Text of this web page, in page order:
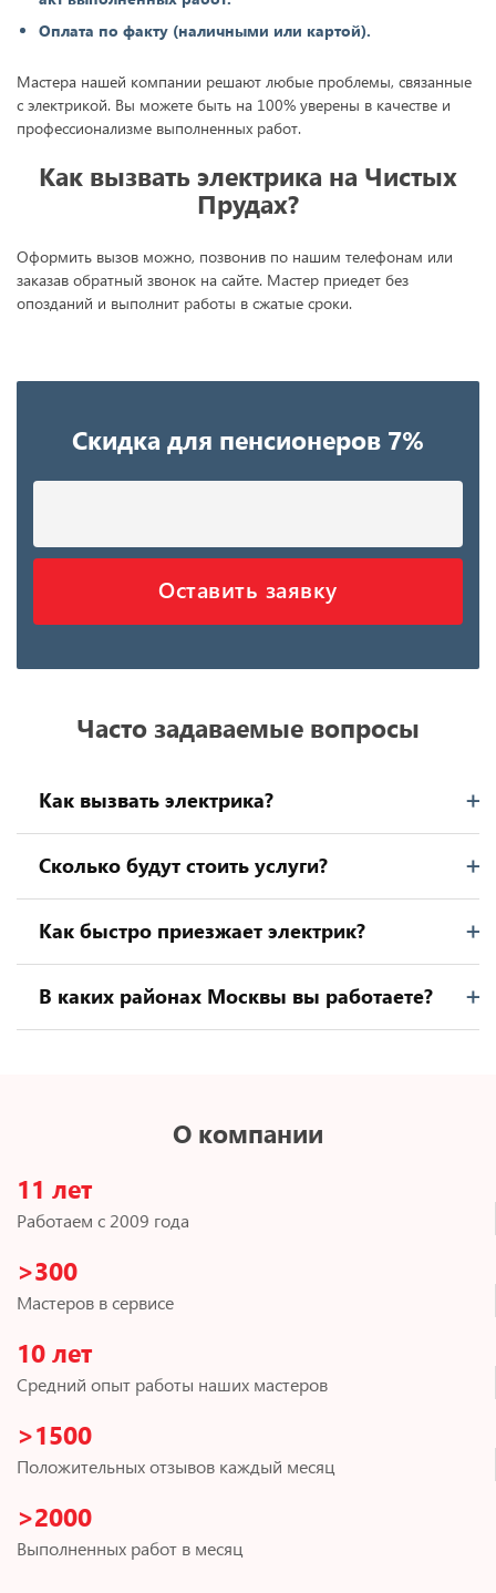
Оплата по факту (наличными или картой).
Мастера нашей компании решают любые проблемы, связанные
с электрикой. Вы можете быть на 100% уверены в качестве и
профессионализме выполненных работ.
Как вызвать электрика на Чистых
Прудах?
Оформить вызов можно, позвонив по нашим телефонам или
заказав обратный звонок на сайте. Мастер приедет без
опозданий и выполнит работы в сжатые сроки.
Скидка для пенсионеров 7%
Оставить заявку
Часто задаваемые вопросы
Как вызвать электрика?
Сколько будут стоить услуги?
Как быстро приезжает электрик?
В каких районах Москвы вы работаете?
О компании
11 лет
Работаем с 2009 года
>300
Мастеров в сервисе
10 лет
Средний опыт работы наших мастеров
>1500
Положительных отзывов каждый месяц
>2000
Выполненных работ в месяц